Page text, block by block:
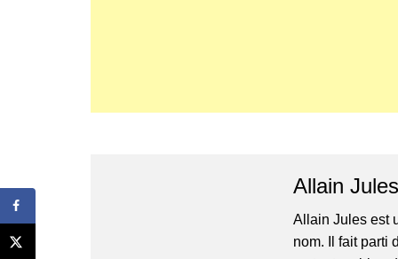
Allain Jules
Allain Jules est
nom. Il fait parti